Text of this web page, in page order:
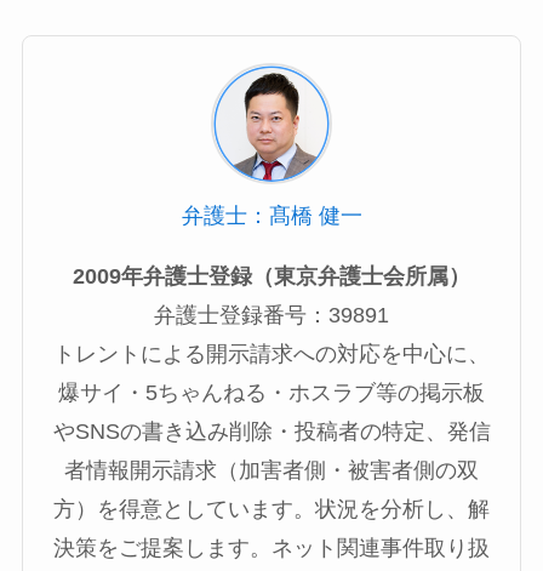
弁護士：髙橋 健一
2009年弁護士登録（東京弁護士会所属）
弁護士登録番号：39891
トレントによる開示請求への対応を中心に、
爆サイ・5ちゃんねる・ホスラブ等の掲示板
やSNSの書き込み削除・投稿者の特定、発信
者情報開示請求（加害者側・被害者側の双
方）を得意としています。状況を分析し、解
決策をご提案します。ネット関連事件取り扱